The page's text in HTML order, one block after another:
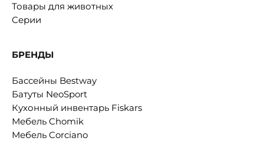
Товары для животных
Серии
БРЕНДЫ
Бассейны Bestway
Батуты NeoSport
Кухонный инвентарь Fiskars
Мебель Chomik
Мебель Corciano